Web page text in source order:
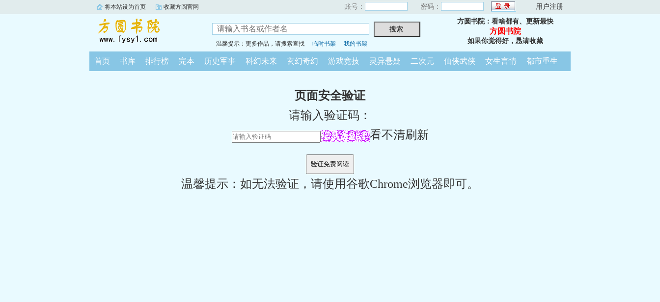
将本站设为首页 收藏方圆官网 账号： 密码： 用户注册
温馨提示：更多作品，请搜索查找 临时书架 我的书架
方圆书院：看啥都有、更新最快
方圆书院
如果你觉得好，恳请收藏
首页 书库 排行榜 完本 历史军事 科幻未来 玄幻奇幻 游戏竞技 灵异悬疑 二次元 仙侠武侠 女生言情 都市重生
页面安全验证
请输入验证码：
看不清刷新
温馨提示：如无法验证，请使用谷歌Chrome浏览器即可。